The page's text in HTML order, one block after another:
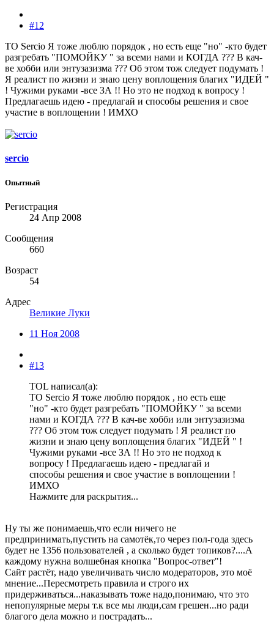
#12
ТО Sercio Я тоже люблю порядок , но есть еще "но" -кто будет
разгребать "ПОМОЙКУ " за всеми нами и КОГДА ??? В кач-
ве хобби или энтузазизма ??? Об этом тож следует подумать !
Я реалист по жизни и знаю цену воплощения благих "ИДЕЙ "
! Чужими руками -все ЗА !! Но это не подход к вопросу !
Предлагаешь идею - предлагай и способы решения и свое
участие в воплощении ! ИМХО
sercio
Опытный
Регистрация
24 Апр 2008
Сообщения
660
Возраст
54
Адрес
Великие Луки
11 Ноя 2008
#13
TOL написал(а):
ТО Sercio Я тоже люблю порядок , но есть еще
"но" -кто будет разгребать "ПОМОЙКУ " за всеми
нами и КОГДА ??? В кач-ве хобби или энтузазизма
??? Об этом тож следует подумать ! Я реалист по
жизни и знаю цену воплощения благих "ИДЕЙ " !
Чужими руками -все ЗА !! Но это не подход к
вопросу ! Предлагаешь идею - предлагай и
способы решения и свое участие в воплощении !
ИМХО
Нажмите для раскрытия...
Ну ты же понимаешь,что если ничего не
предпринимать,пустить на самотёк,то через пол-года здесь
будет не 1356 пользователей , а сколько будет топиков?....А
каждому нужна волшебная кнопка "Вопрос-ответ"!
Сайт растёт, надо увеличивать число модераторов, это моё
мнение...Пересмотреть правила и строго их
придерживаться...наказывать тоже надо,понимаю, что это
непопулярные меры т.к все мы люди,сам грешен...но ради
благого дела можно и пострадать...